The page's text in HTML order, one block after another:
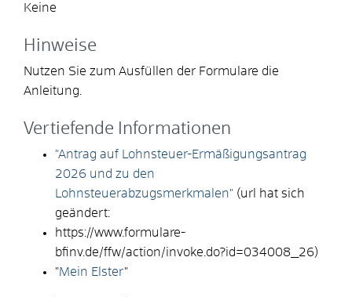
Keine
Hinweise
Nutzen Sie zum Ausfüllen der Formulare die
Anleitung.
Vertiefende Informationen
"Antrag auf Lohnsteuer-Ermäßigungsantrag
2026 und zu den
Lohnsteuerabzugsmerkmalen" (url hat sich
geändert:
https://www.formulare-
bfinv.de/ffw/action/invoke.do?id=034008_26)
"Mein Elster"